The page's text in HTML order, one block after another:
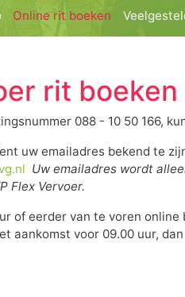
(current)
Online rit boeken (current)
rit boeken
088 - 10 50 166,
uw emailadres bekend te
Uw emailadres wordt
Flex Vervoer.
of eerder van te voren
voor 09.00 uur,